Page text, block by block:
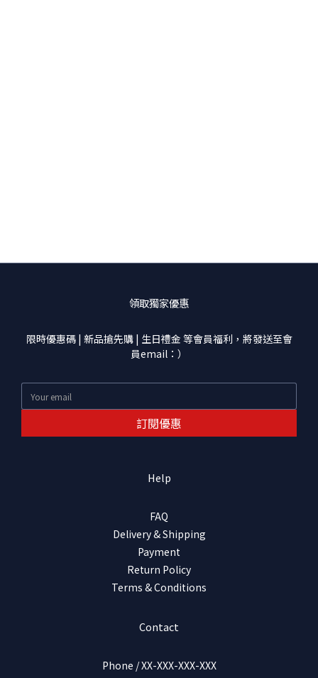
領取獨家優惠
限時優惠碼 | 新品搶先購 | 生日禮金 等會員福利，將發送至會
員email：）
訂閱優惠
Help
FAQ
Delivery & Shipping
Payment
Return Policy
Terms & Conditions
Contact
Phone / XX-XXX-XXX-XXX